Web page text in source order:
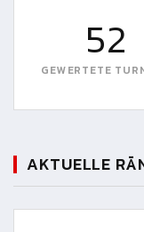
52
GEWERTETE
AKTUELLE